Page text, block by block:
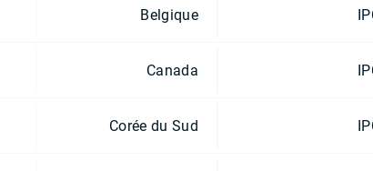
Belgique
Canada
Corée du Sud